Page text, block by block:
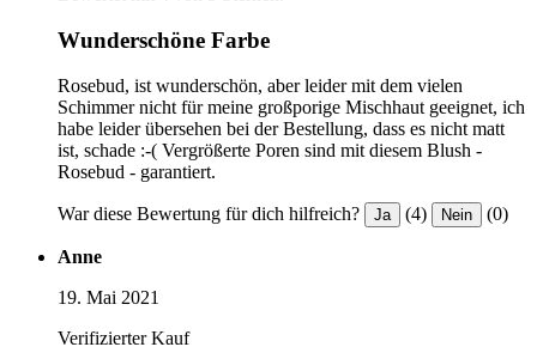
Wunderschöne Farbe
Rosebud, ist wunderschön, aber leider mit dem vielen
Schimmer nicht für meine großporige Mischhaut geeignet, ich
habe leider übersehen bei der Bestellung, dass es nicht matt
ist, schade :-( Vergrößerte Poren sind mit diesem Blush -
Rosebud - garantiert.
War diese Bewertung für dich hilfreich? Ja (4) Nein (0)
Anne
19. Mai 2021
Verifizierter Kauf